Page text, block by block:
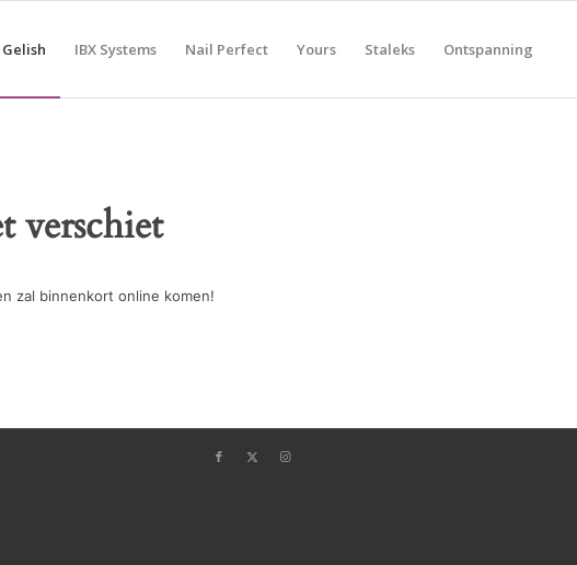
Gelish IBX Systems Nail Perfect Yours Staleks Ontspanning
verschiet
zal binnenkort online komen!